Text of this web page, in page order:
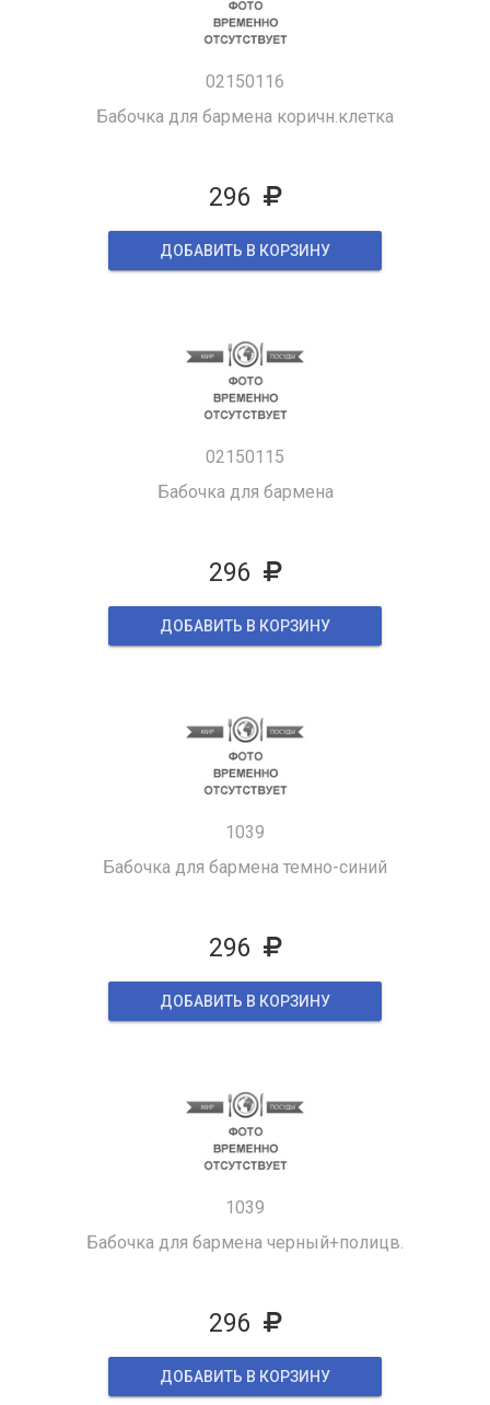
02150116
Бабочка для бармена коричн.клетка
296
ДОБАВИТЬ В КОРЗИНУ
02150115
Бабочка для бармена
296
ДОБАВИТЬ В КОРЗИНУ
1039
Бабочка для бармена темно-синий
296
ДОБАВИТЬ В КОРЗИНУ
1039
Бабочка для бармена черный+полицв.
296
ДОБАВИТЬ В КОРЗИНУ